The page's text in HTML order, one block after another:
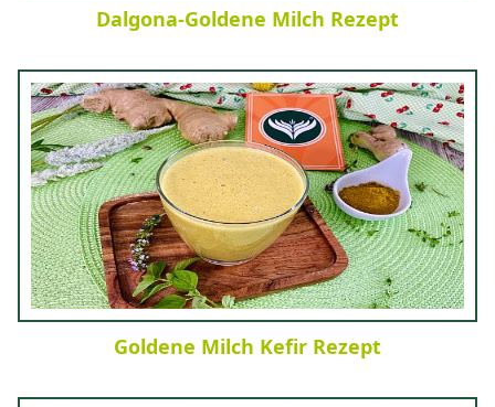
Dalgona-Goldene Milch Rezept
Goldene Milch Kefir Rezept